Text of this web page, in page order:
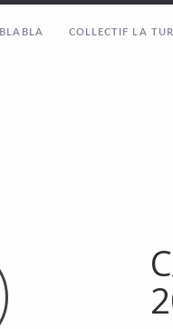
BLABLA COLLECTIF LA